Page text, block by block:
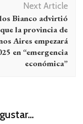
Next Article
Bianco advirtió
que la provincia de
Aires empezará
en “emergencia
económica”